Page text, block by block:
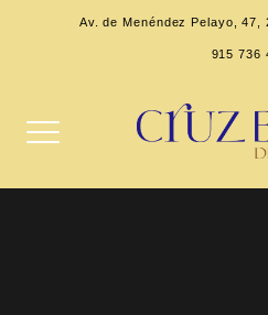
Av. de Menéndez Pelayo, 47,
915 736